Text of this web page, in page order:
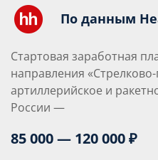
По данным
Стартовая заработная
направления
артиллерийское и
России —
85 000 — 120 000 ₽